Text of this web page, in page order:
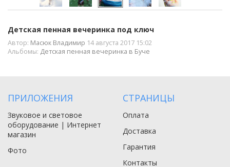
Детская пенная вечеринка под ключ
Автор: Масюк Владимир 14 августа 2017 15:02
Альбомы: Детская пенная вечеринка в Буче
ПРИЛОЖЕНИЯ
Звуковое и световое
оборудование | Интернет
магазин
Фото
СТРАНИЦЫ
Оплата
Доставка
Гарантия
Контакты